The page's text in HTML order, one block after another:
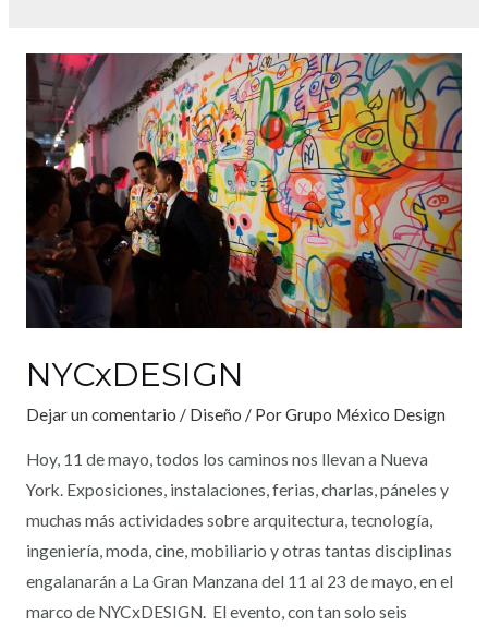
NYCxDESIGN
Dejar un comentario / Diseño / PorGrupo México Design
Hoy, 11 de mayo, todos los caminos nos llevan a Nueva
York. Exposiciones, instalaciones, ferias, charlas, páneles y
muchas más actividades sobre arquitectura, tecnología,
ingeniería, moda, cine, mobiliario y otras tantas disciplinas
engalanarán a La Gran Manzana del 11 al 23 de mayo, en el
marco de NYCxDESIGN. El evento, con tan solo seis